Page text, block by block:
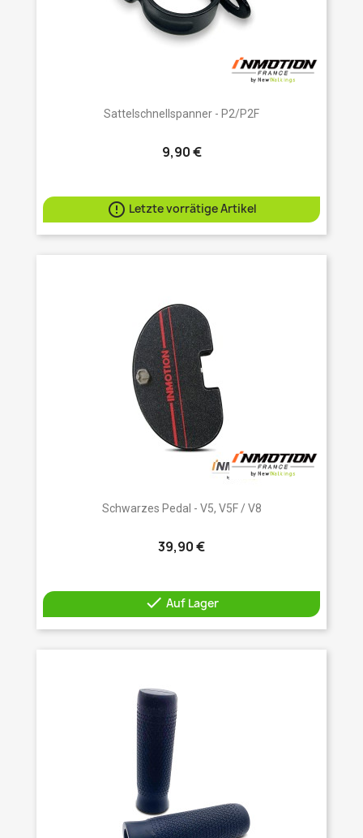
Sattelschnellspanner - P2/P2F
9,90 €
 Letzte vorrätige Artikel
Schwarzes Pedal - V5, V5F / V8
39,90 €
 Auf Lager